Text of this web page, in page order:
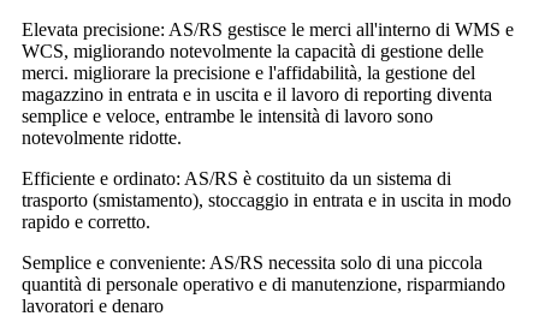
Elevata precisione: AS/RS gestisce le merci all'interno di WMS e
WCS, migliorando notevolmente la capacità di gestione delle
merci. migliorare la precisione e l'affidabilità, la gestione del
magazzino in entrata e in uscita e il lavoro di reporting diventa
semplice e veloce, entrambe le intensità di lavoro sono
notevolmente ridotte.
Efficiente e ordinato: AS/RS è costituito da un sistema di
trasporto (smistamento), stoccaggio in entrata e in uscita in modo
rapido e corretto.
Semplice e conveniente: AS/RS necessita solo di una piccola
quantità di personale operativo e di manutenzione, risparmiando
lavoratori e denaro